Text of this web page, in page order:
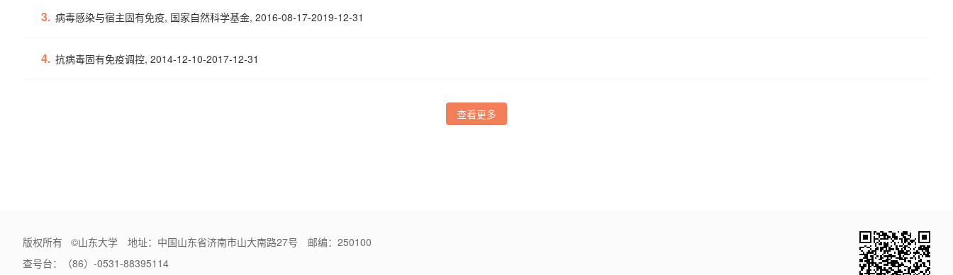
3. 病毒感染与宿主固有免疫, 国家自然科学基金, 2016-08-17-2019-12-31
4. 抗病毒固有免疫调控, 2014-12-10-2017-12-31
查看更多
版权所有 ©山东大学 地址：中国山东省济南市山大南路27号 邮编：250100
查号台：（86）-0531-88395114